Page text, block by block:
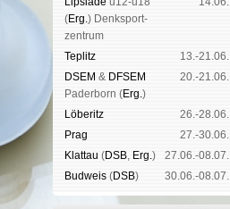
(Erg.) Denk­sport­
zen­trum
Tep­litz
13.-21.06.
DSEM & DFSEM
Pader­born (Erg.)
20.-21.06.
Lö­be­ritz
26.-28.06.
Prag
27.-30.06.
Klat­tau (DSB, Erg.)
27.06.-08.07.
Bud­weis (DSB) 30.06.-08.07.